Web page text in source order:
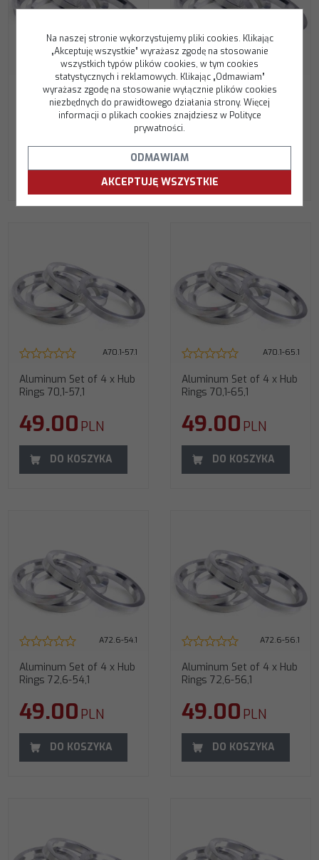
A67.1-65.1
Aluminum Set of 4 x Hub
Rings 67,1-65,1
DO KOSZYKA
Aluminum Set of 4 x Hub
Rings 67,1-66,1
49.00
DO KOSZYKA
A70.1-57.1
Aluminum Set of 4 x Hub
Rings 70,1-57,1
49.00 PLN
DO KOSZYKA
A70.1-65.1
Aluminum Set of 4 x Hub
Rings 70,1-65,1
49.00 PLN
DO KOSZYKA
A72.6-54.1
Aluminum Set of 4 x Hub
Rings 72,6-54,1
49.00 PLN
DO KOSZYKA
A72.6-56.1
Aluminum Set of 4 x Hub
Rings 72,6-56,1
49.00 PLN
DO KOSZYKA
Na naszej stronie wykorzystujemy pliki cookies. Klikając
„Akceptuję wszystkie” wyrażasz zgodę na stosowanie
wszystkich typów plików cookies, w tym cookies
statystycznych i reklamowych. Klikając „Odmawiam”
wyrażasz zgodę na stosowanie wyłącznie plików cookies
niezbędnych do prawidłowego działania strony. Więcej
informacji o plikach cookies znajdziesz w Polityce
prywatności.
ODMAWIAM
AKCEPTUJĘ WSZYSTKIE